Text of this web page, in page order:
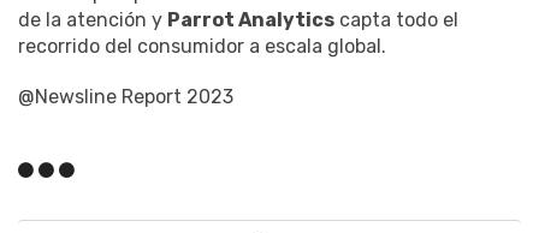
de la atención y Parrot Analytics capta todo el
recorrido del consumidor a escala global.
@Newsline Report 2023